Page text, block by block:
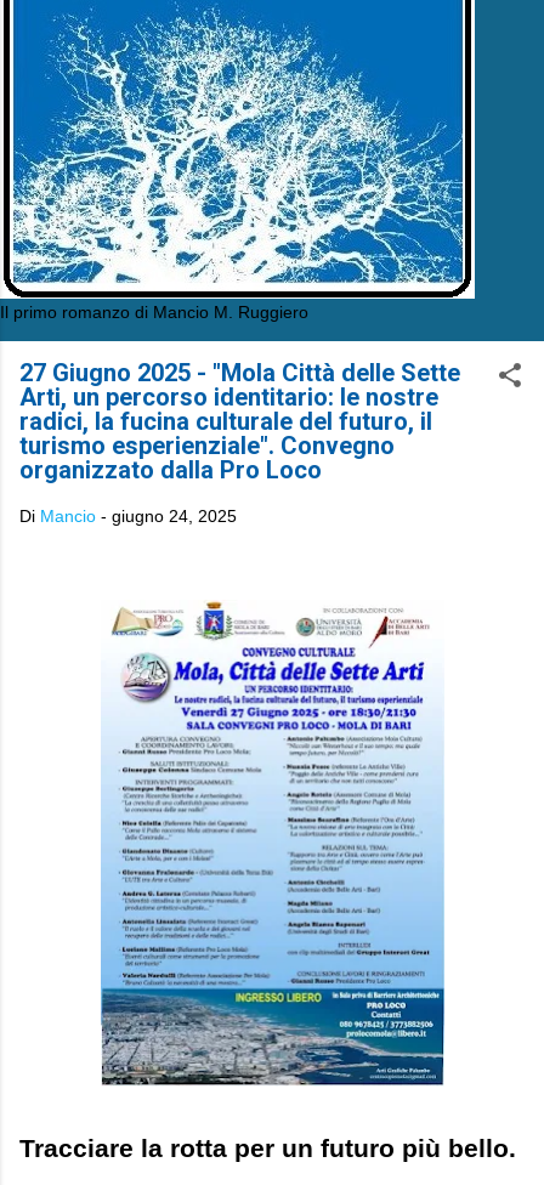
Il primo romanzo di Mancio M. Ruggiero
27 Giugno 2025 - "Mola Città delle Sette
Arti, un percorso identitario: le nostre
radici, la fucina culturale del futuro, il
turismo esperienziale". Convegno
organizzato dalla Pro Loco
Di Mancio - giugno 24, 2025
Tracciare la rotta per un futuro più bello.